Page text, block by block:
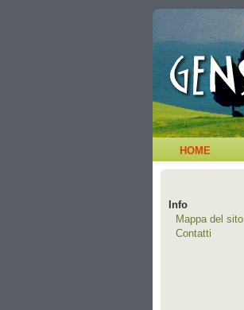
HOME
Info
Mappa del sito
Contatti